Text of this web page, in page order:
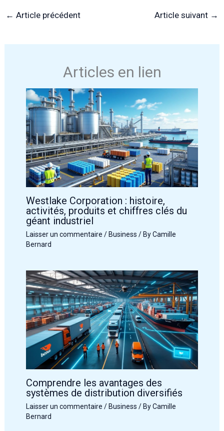
← Article précédent Article suivant →
Articles en lien
Westlake Corporation : histoire,
activités, produits et chiffres clés du
géant industriel
Laisser un commentaire / Business / ByCamille
Bernard
Comprendre les avantages des
systèmes de distribution diversifiés
Laisser un commentaire / Business / ByCamille
Bernard